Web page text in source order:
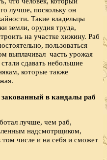
лучше, поскольку он
Такие владельцы
земли, орудия труда,
на участке хижину. Раб
пользоваться
выплачивал часть урожая
сдавать небольшие
которые также
в кандалы раб
лучше, чем раб,
надсмотрщиком,
том числе и на себя и сможет